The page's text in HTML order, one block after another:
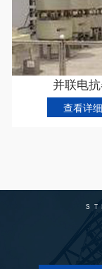
并联电
查看详细